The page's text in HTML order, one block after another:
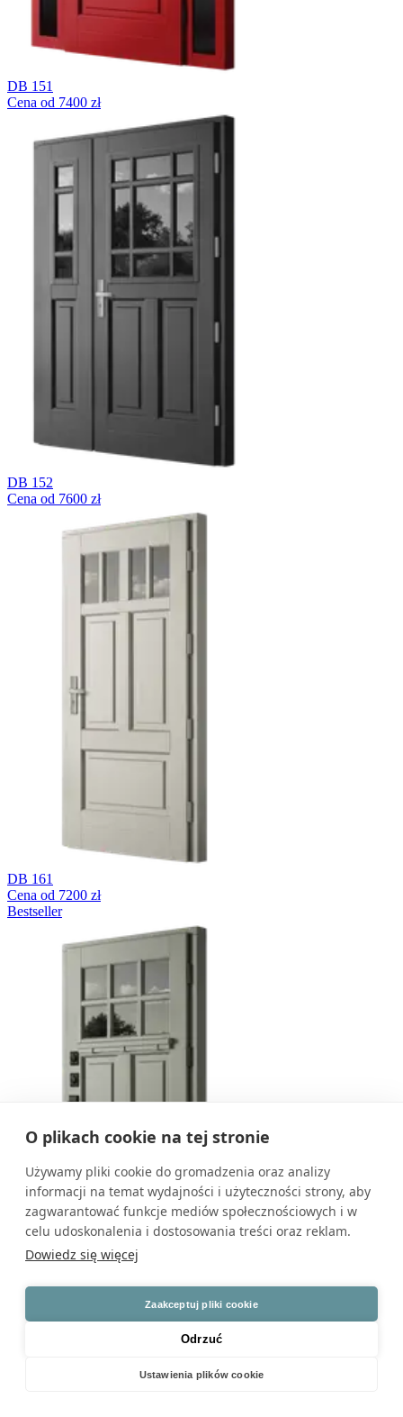
O plikach cookie na tej stronie
Używamy pliki cookie do gromadzenia oraz analizy
informacji na temat wydajności i użyteczności strony, aby
zagwarantować funkcje mediów społecznościowych i w
celu udoskonalenia i dostosowania treści oraz reklam.
Dowiedz się więcej
Zaakceptuj pliki cookie
Odrzuć
Ustawienia plików cookie
DB 151
Cena od 7400 zł
DB 152
Cena od 7600 zł
DB 161
Cena od 7200 zł
Bestseller
DB 154